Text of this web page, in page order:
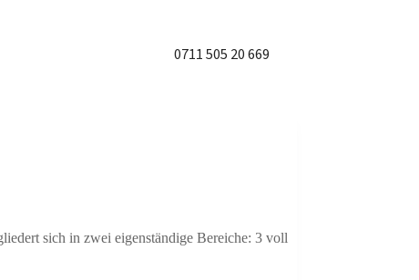
0711 505 20 669
sich in zwei eigenständige Bereiche: 3 voll